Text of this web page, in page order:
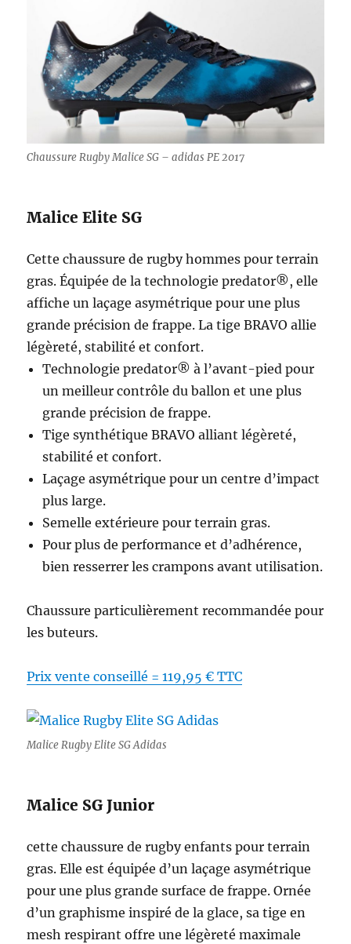
Chaussure Rugby Malice SG – adidas PE 2017
Malice Elite SG
Cette chaussure de rugby hommes pour terrain
gras. Équipée de la technologie predator®, elle
affiche un laçage asymétrique pour une plus
grande précision de frappe. La tige BRAVO allie
légèreté, stabilité et confort.
Technologie predator® à l’avant-pied pour
un meilleur contrôle du ballon et une plus
grande précision de frappe.
Tige synthétique BRAVO alliant légèreté,
stabilité et confort.
Laçage asymétrique pour un centre d’impact
plus large.
Semelle extérieure pour terrain gras.
Pour plus de performance et d’adhérence,
bien resserrer les crampons avant utilisation.
Chaussure particulièrement recommandée pour
les buteurs.
Prix vente conseillé = 119,95 € TTC
Malice Rugby Elite SG Adidas
Malice SG Junior
cette chaussure de rugby enfants pour terrain
gras. Elle est équipée d’un laçage asymétrique
pour une plus grande surface de frappe. Ornée
d’un graphisme inspiré de la glace, sa tige en
mesh respirant offre une légèreté maximale